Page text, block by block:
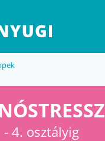
- 4. osztályig